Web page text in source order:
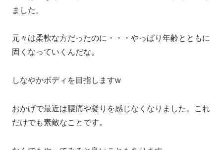
ました。
元々は柔軟な方だったのに・・・やっぱり年齢とともに
固くなっていくんだな。
しなやかボディを目指しますw
おかげで最近は腰痛や凝りを感じなくなりました。これ
だけでも素敵なことです。